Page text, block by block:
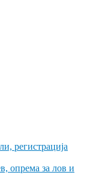
регистрација
опрема за лов и